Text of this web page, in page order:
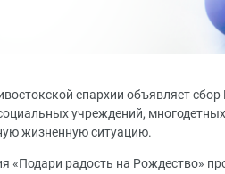
епархии объявляет
учреждений,
жизненную ситуацию.
«Подари радость на Рождество»